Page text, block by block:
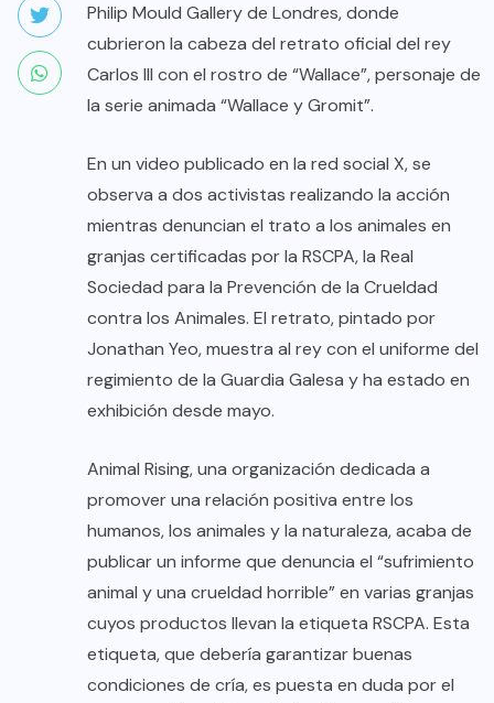
Philip Mould Gallery de Londres, donde
cubrieron la cabeza del retrato oficial del rey
Carlos III con el rostro de “Wallace”, personaje de
la serie animada “Wallace y Gromit”.
En un video publicado en la red social X, se
observa a dos activistas realizando la acción
mientras denuncian el trato a los animales en
granjas certificadas por la RSCPA, la Real
Sociedad para la Prevención de la Crueldad
contra los Animales. El retrato, pintado por
Jonathan Yeo, muestra al rey con el uniforme del
regimiento de la Guardia Galesa y ha estado en
exhibición desde mayo.
Animal Rising, una organización dedicada a
promover una relación positiva entre los
humanos, los animales y la naturaleza, acaba de
publicar un informe que denuncia el “sufrimiento
animal y una crueldad horrible” en varias granjas
cuyos productos llevan la etiqueta RSCPA. Esta
etiqueta, que debería garantizar buenas
condiciones de cría, es puesta en duda por el